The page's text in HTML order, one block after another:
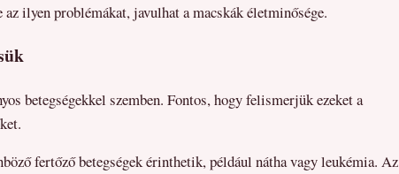
ilyen problémákat, javulhat a macskák életminősége.
betegségekkel szemben. Fontos, hogy felismerjük ezeket a
fertőző betegségek érinthetik, például nátha vagy leukémia. Az